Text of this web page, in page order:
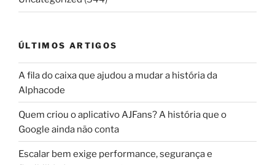
ÚLTIMOS ARTIGOS
A fila do caixa que ajudou a mudar a história da
Alphacode
Quem criou o aplicativo AJFans? A história que o
Google ainda não conta
Escalar bem exige performance, segurança e